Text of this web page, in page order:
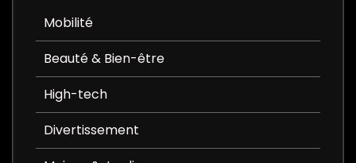
Mobilité
Beauté & Bien-être
High-tech
Divertissement